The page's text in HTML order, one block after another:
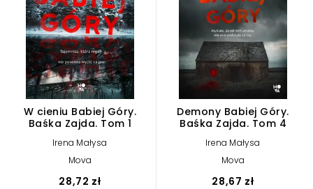
W cieniu Babiej Góry.
Baśka Zajda. Tom 1
Irena Małysa
Mova
28,72 zł
Demony Babiej Góry.
Baśka Zajda. Tom 4
Irena Małysa
Mova
28,67 zł